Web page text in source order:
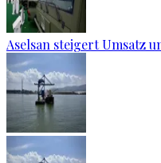
Aselsan steigert Umsatz